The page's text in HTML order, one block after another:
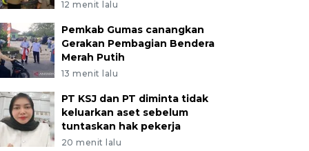
12 menit lalu
Pemkab Gumas canangkan
Gerakan Pembagian Bendera
Merah Putih
13 menit lalu
PT KSJ dan PT diminta tidak
keluarkan aset sebelum
tuntaskan hak pekerja
20 menit lalu